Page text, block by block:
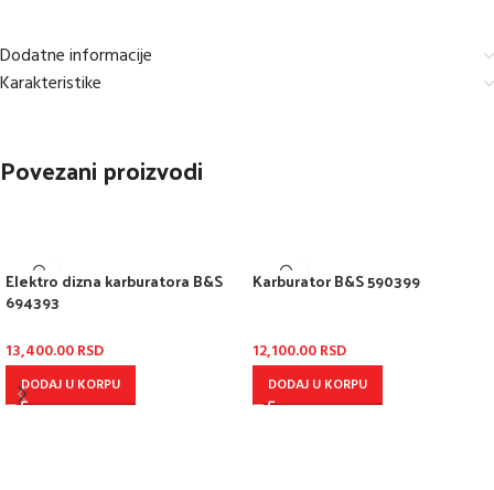
Dodatne informacije
Karakteristike
Povezani proizvodi
Elektro dizna karburatora B&S
694393
13,400.00RSD
DODAJ U KORPU
Karburator B&S 590399
12,100.00RSD
DODAJ U KORPU